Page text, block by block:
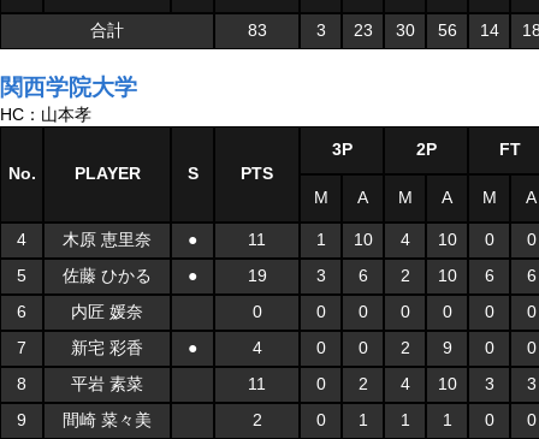
合計 83 3 23 30 56 14
関西学院大学
HC：山本孝
No. PLAYER S PTS
3P 2P FT
M A M A M A
4 木原 恵里奈 ● 11 1 10 4 10 0
0
5
佐藤 ひかる ● 19 3 6 2 10 6
6
6
内匠 媛奈 0 0 0 0 0 0
0
7
新宅 彩香 ● 4 0 0 2 9 0
0
8
平岩 素菜 11 0 2 4 10 3
3
9
間崎 菜々美 2 0 1 1 1 0
0